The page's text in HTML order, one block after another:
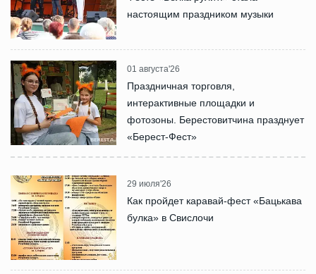
настоящим праздником музыки
01 августа'26
Праздничная торговля,
интерактивные площадки и
фотозоны. Берестовитчина празднует
«Берест-Фест»
29 июля'26
Как пройдет каравай-фест «Бацькава
булка» в Свислочи